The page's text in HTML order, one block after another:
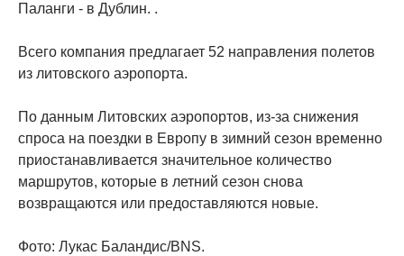
Паланги - в Дублин. .
Всего компания предлагает 52 направления полетов
из литовского аэропорта.
По данным Литовских аэропортов, из-за снижения
спроса на поездки в Европу в зимний сезон временно
приостанавливается значительное количество
маршрутов, которые в летний сезон снова
возвращаются или предоставляются новые.
Фото: Лукас Баландис/BNS.